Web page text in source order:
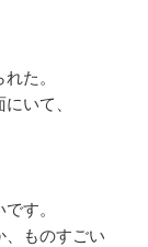
た。
いて、
す。
、ものすごい